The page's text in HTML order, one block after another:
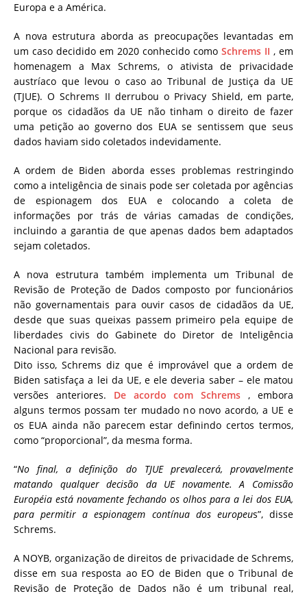
Europa e a América.
A nova estrutura aborda as preocupações levantadas em
um caso decidido em 2020 conhecido como Schrems II , em
homenagem a Max Schrems, o ativista de privacidade
austríaco que levou o caso ao Tribunal de Justiça da UE
(TJUE). O Schrems II derrubou o Privacy Shield, em parte,
porque os cidadãos da UE não tinham o direito de fazer
uma petição ao governo dos EUA se sentissem que seus
dados haviam sido coletados indevidamente.
A ordem de Biden aborda esses problemas restringindo
como a inteligência de sinais pode ser coletada por agências
de espionagem dos EUA e colocando a coleta de
informações por trás de várias camadas de condições,
incluindo a garantia de que apenas dados bem adaptados
sejam coletados.
A nova estrutura também implementa um Tribunal de
Revisão de Proteção de Dados composto por funcionários
não governamentais para ouvir casos de cidadãos da UE,
desde que suas queixas passem primeiro pela equipe de
liberdades civis do Gabinete do Diretor de Inteligência
Nacional para revisão.
Dito isso, Schrems diz que é improvável que a ordem de
Biden satisfaça a lei da UE, e ele deveria saber – ele matou
versões anteriores. De acordo com Schrems , embora
alguns termos possam ter mudado no novo acordo, a UE e
os EUA ainda não parecem estar definindo certos termos,
como “proporcional”, da mesma forma.
“No final, a definição do TJUE prevalecerá, provavelmente
matando qualquer decisão da UE novamente. A Comissão
Européia está novamente fechando os olhos para a lei dos EUA,
para permitir a espionagem contínua dos europeus”, disse
Schrems.
A NOYB, organização de direitos de privacidade de Schrems,
disse em sua resposta ao EO de Biden que o Tribunal de
Revisão de Proteção de Dados não é um tribunal real,